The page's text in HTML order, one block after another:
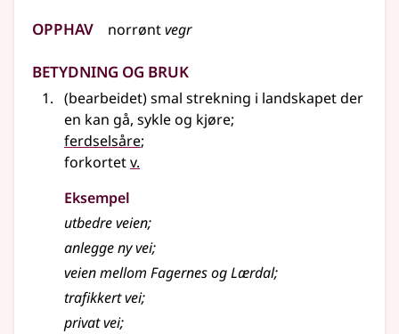
Opphav norrøntvegr
Betydning og bruk
(bearbeidet) smal strekning i landskapet der
en kan gå, sykle og kjøre;
ferdselsåre;
forkortetv.
Eksempel
utbedreveien;
anlegge nyvei;
veienmellom Fagernes og Lærdal;
trafikkertvei;
privatvei;